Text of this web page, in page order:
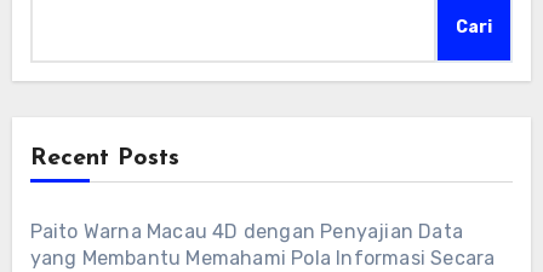
Cari
Recent Posts
Paito Warna Macau 4D dengan Penyajian Data
yang Membantu Memahami Pola Informasi Secara